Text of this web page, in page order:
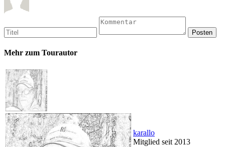
Mehr zum Tourautor
karallo
Mitglied seit 2013